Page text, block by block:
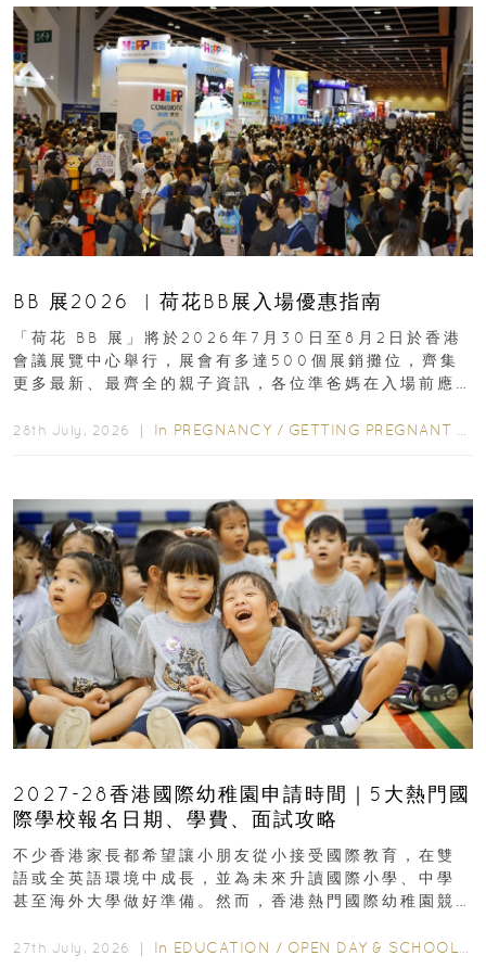
BB 展2026 ︳荷花BB展入場優惠指南
「荷花 BB 展」將於2026年7月30日至8月2日於香港
會議展覽中心舉行，展會有多達500個展銷攤位，齊集
更多最新、最齊全的親子資訊，各位準爸媽在入場前應
28th July, 2026 ｜ In PREGNANCY / GETTING PREGNANT
2027-28香港國際幼稚園申請時間｜5大熱門國
際學校報名日期、學費、面試攻略
不少香港家長都希望讓小朋友從小接受國際教育，在雙
語或全英語環境中成長，並為未來升讀國際小學、中學
甚至海外大學做好準備。然而，香港熱門國際幼稚園競
27th July, 2026 ｜ In EDUCATION / OPEN DAY & SCHOOL EVENTS